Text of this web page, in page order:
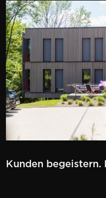
Kunden begeistern.